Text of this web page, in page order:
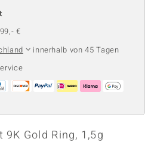
€
innerhalb von 45 Tagen
Gold Ring, 1,5g